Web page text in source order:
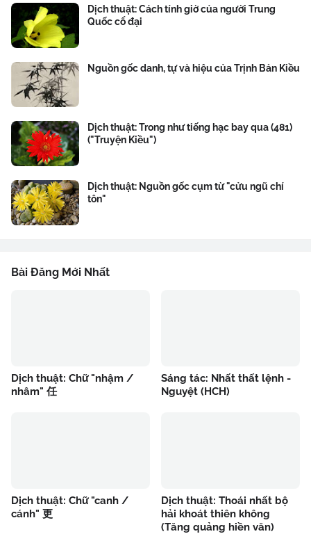
Dịch thuật: Cách tính giờ của người Trung
Quốc cổ đại
Nguồn gốc danh, tự và hiệu của Trịnh Bản Kiều
Dịch thuật: Trong như tiếng hạc bay qua (481)
("Truyện Kiều")
Dịch thuật: Nguồn gốc cụm từ "cửu ngũ chí
tôn"
Bài Đăng Mới Nhất
Dịch thuật: Chữ "nhậm /
nhâm" 任
Sáng tác: Nhất thất lệnh -
Nguyệt (HCH)
Dịch thuật: Chữ "canh /
cánh" 更
Dịch thuật: Thoái nhất bộ
hải khoát thiên không
(Tăng quảng hiền văn)